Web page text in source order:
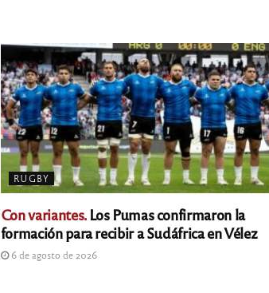
RUGBY
Con variantes.Los Pumas confirmaron la
formación para recibir a Sudáfrica en Vélez
6 de agosto de 2026